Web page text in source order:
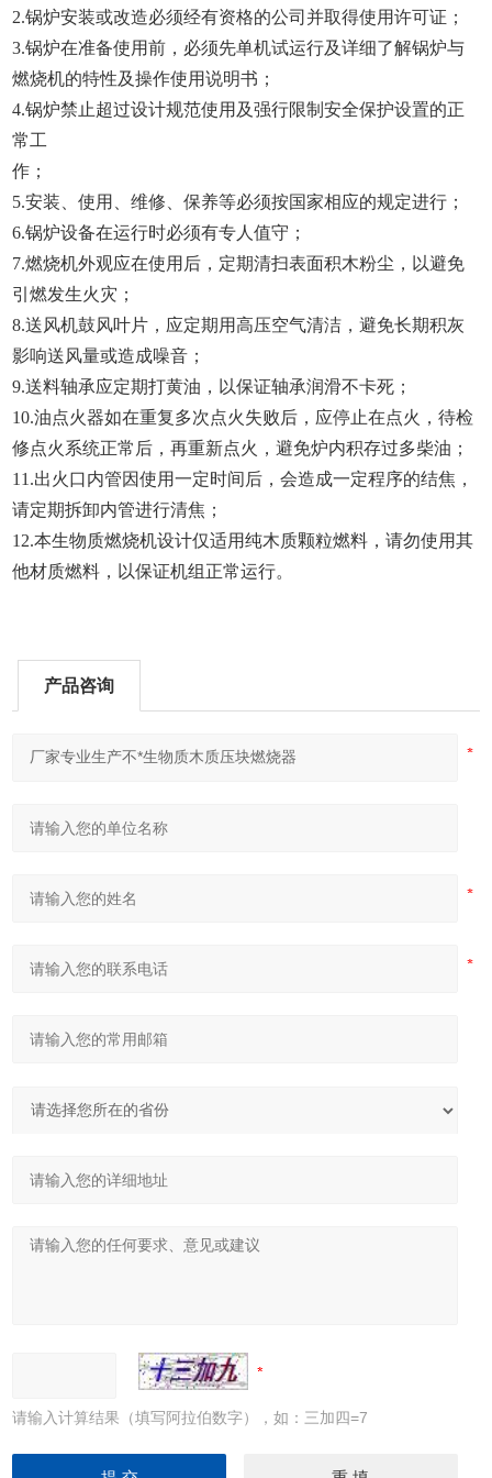
2.锅炉安装或改造必须经有资格的公司并取得使用许可证；
3.锅炉在准备使用前，必须先单机试运行及详细了解锅炉与
燃烧机的特性及操作使用说明书；
4.锅炉禁止超过设计规范使用及强行限制安全保护设置的正
常工
作；
5.安装、使用、维修、保养等必须按国家相应的规定进行；
6.锅炉设备在运行时必须有专人值守；
7.燃烧机外观应在使用后，定期清扫表面积木粉尘，以避免
引燃发生火灾；
8.送风机鼓风叶片，应定期用高压空气清洁，避免长期积灰
影响送风量或造成噪音；
9.送料轴承应定期打黄油，以保证轴承润滑不卡死；
10.油点火器如在重复多次点火失败后，应停止在点火，待检
修点火系统正常后，再重新点火，避免炉内积存过多柴油；
1 1 .出火口内管因使用一定时间后，会造成一定程序的结焦，
请定期拆卸内管进行清焦；
1 2.本生物质燃烧机设计仅适用纯木质颗粒燃料，请勿使用其
他材质燃料，以保证机组正常运行。
产品咨询
请输入计算结果（填写阿拉伯数字），如：三加四=7